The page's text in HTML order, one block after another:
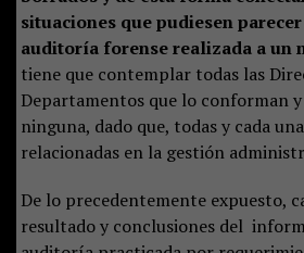
situaciones que pudiesen
auditoría forense realizada a un
tiene que contemplar todas las
Departamentos que lo conforman
ninguna, dado que, todas y cada
relacionadas en la gestión
De lo precedentemente expuesto,
resultado y conclusiones del